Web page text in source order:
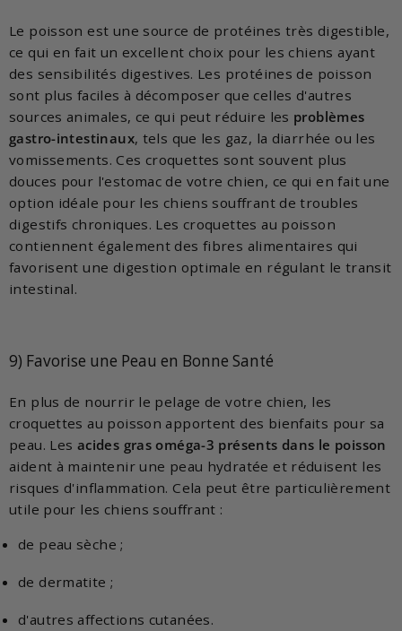
Le poisson est une source de protéines très digestible,
ce qui en fait un excellent choix pour les chiens ayant
des sensibilités digestives. Les protéines de poisson
sont plus faciles à décomposer que celles d'autres
sources animales, ce qui peut réduire les problèmes
gastro-intestinaux, tels que les gaz, la diarrhée ou les
vomissements. Ces croquettes sont souvent plus
douces pour l'estomac de votre chien, ce qui en fait une
option idéale pour les chiens souffrant de troubles
digestifs chroniques. Les croquettes au poisson
contiennent également des fibres alimentaires qui
favorisent une digestion optimale en régulant le transit
intestinal.
9) Favorise une Peau en Bonne Santé
En plus de nourrir le pelage de votre chien, les
croquettes au poisson apportent des bienfaits pour sa
peau. Les acides gras oméga-3 présents dans le poisson
aident à maintenir une peau hydratée et réduisent les
risques d'inflammation. Cela peut être particulièrement
utile pour les chiens souffrant :
de peau sèche ;
de dermatite ;
d'autres affections cutanées.